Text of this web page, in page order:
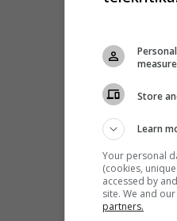
Store
Learn
Your personal
(cookies,
accessed by
site. We and
partners.